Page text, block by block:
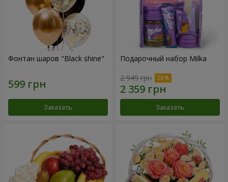
Фонтан шаров "Black shine"
Заказать
Подарочный набор Milka
2 949 грн
Заказать